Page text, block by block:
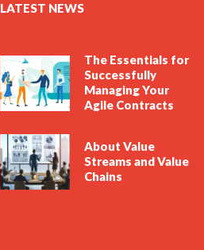
LATEST NEWS
The Essentials for
Successfully
Managing Your
Agile Contracts
About Value
Streams and Value
Chains